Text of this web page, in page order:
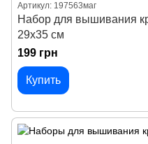
Артикул: 197563маг
Набор для вышивания
29х35 см
199 грн
Купить